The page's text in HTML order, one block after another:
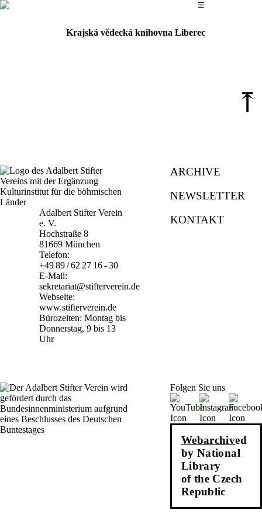
Das
☰
Krajská vědecká knihovna Liberec
⤒
Adalbert Stifter Verein
e. V.
Hochstraße 8
81669 München
Telefon:
+49 89 / 62 27 16 - 30
E-Mail:
sekretariat@stifterverein.de
Webseite:
www.stifterverein.de
Bürozeiten: Montag bis
Donnerstag, 9 bis 13
Uhr
ARCHIVE
NEWSLETTER
KONTAKT
Folgen Sie uns
Webarchived
by National
Library
of the Czech
Republic